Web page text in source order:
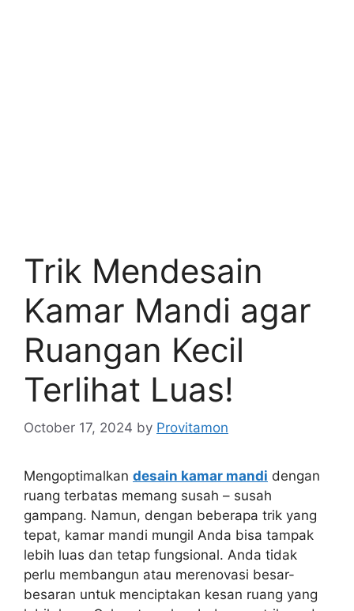
Trik Mendesain
Kamar Mandi agar
Ruangan Kecil
Terlihat Luas!
October 17, 2024 by Provitamon
Mengoptimalkan desain kamar mandi dengan
ruang terbatas memang susah – susah
gampang. Namun, dengan beberapa trik yang
tepat, kamar mandi mungil Anda bisa tampak
lebih luas dan tetap fungsional. Anda tidak
perlu membangun atau merenovasi besar-
besaran untuk menciptakan kesan ruang yang